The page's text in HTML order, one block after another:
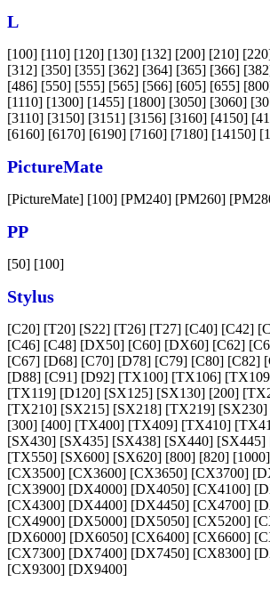
L
[100] [110] [120] [130] [132] [200] [210]
[312] [350] [355] [362] [364] [365] [366]
[486] [550] [555] [565] [566] [605] [655]
[1110] [1300] [1455] [1800] [3050] [3060]
[3110] [3150] [3151] [3156] [3160] [4150]
[6160] [6170] [6190] [7160] [7180] [14150]
PictureMate
[PictureMate] [100] [PM240] [PM260]
PP
[50] [100]
Stylus
[C20] [T20] [S22] [T26] [T27] [C40] [C42]
[C46] [C48] [DX50] [C60] [DX60] [C62]
[C67] [D68] [C70] [D78] [C79] [C80] [C82]
[D88] [C91] [D92] [TX100] [TX106]
[TX119] [D120] [SX125] [SX130] [200]
[TX210] [SX215] [SX218] [TX219]
[300] [400] [TX400] [TX409] [TX410]
[SX430] [SX435] [SX438] [SX440]
[TX550] [SX600] [SX620] [800] [820]
[CX3500] [CX3600] [CX3650] [CX3700]
[CX3900] [DX4000] [DX4050] [CX4100]
[CX4300] [DX4400] [DX4450] [CX4700]
[CX4900] [DX5000] [DX5050] [CX5200]
[DX6000] [DX6050] [CX6400] [CX6600]
[CX7300] [DX7400] [DX7450] [CX8300]
[CX9300] [DX9400]